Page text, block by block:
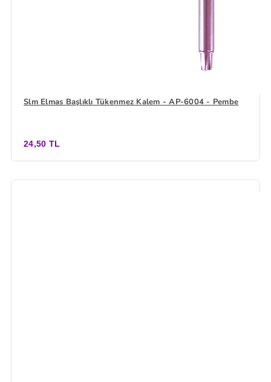
Slm Elmas Başlıklı Tükenmez Kalem - AP-6004 - Pembe
24,50 TL